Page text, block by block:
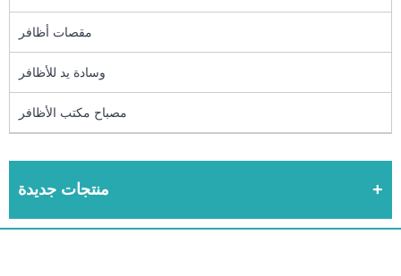
مقصات أظافر
وسادة يد للأظافر
مصباح مكتب الأظافر
منتجات جديدة